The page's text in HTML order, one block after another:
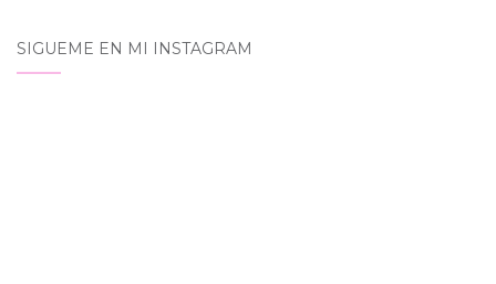
SIGUEME EN MI INSTAGRAM